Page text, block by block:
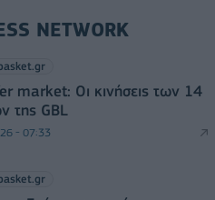
NETWORK
market: Οι κινήσεις των 14
της GBL
- 07:33